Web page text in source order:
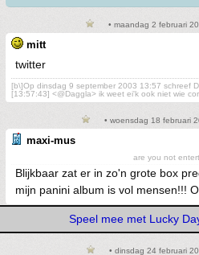
• maandag 2 februari
mitt
twitter
[b\]Op dinsdag 9 september 2003 13:57 schreef
[13:57:43] <@Daggla> ik weet ei'k ook niet wie
• woensdag 18 februari
maxi-mus
are you not
Blijkbaar zat er in zo'n grote box
mijn panini album is vol mensen!!!
Speel mee met Lucky
• dinsdag 24 februari